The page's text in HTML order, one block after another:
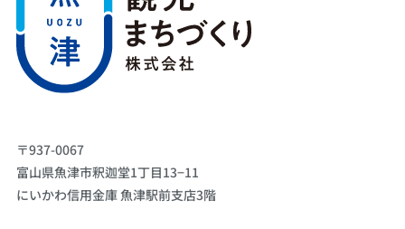
〒937-0067
富山県魚津市釈迦堂1丁目13−11
にいかわ信用金庫 魚津駅前支店3階